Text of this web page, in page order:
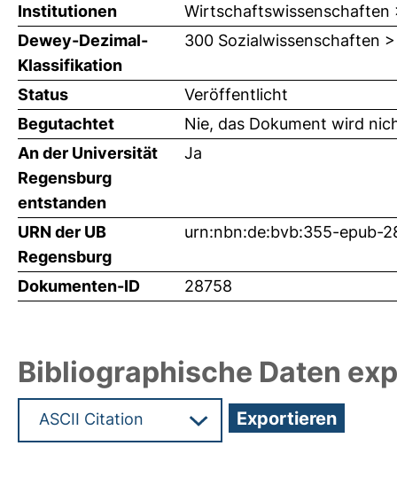
Institutionen
Dewey-Dezimal-
Klassifikation
300 Sozialwissenschaften
Status
Veröffentlicht
Begutachtet
Nie, das Dokument wird
An der Universität
Regensburg
entstanden
Ja
URN der UB
Regensburg
urn:nbn:de:bvb:355-epub-
Dokumenten-ID 28758
Bibliographische Daten